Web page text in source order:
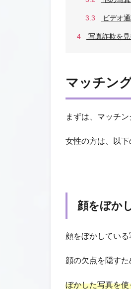
3.3 ビデオ
4 写真詐欺を
マッチン
まずは、マッチ
女性の方は、以下
顔をぼか
顔をぼかしている
顔の欠点を隠す
ぼかした写真を